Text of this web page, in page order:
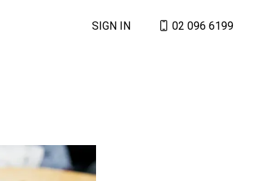
SIGN IN 02 096 6199